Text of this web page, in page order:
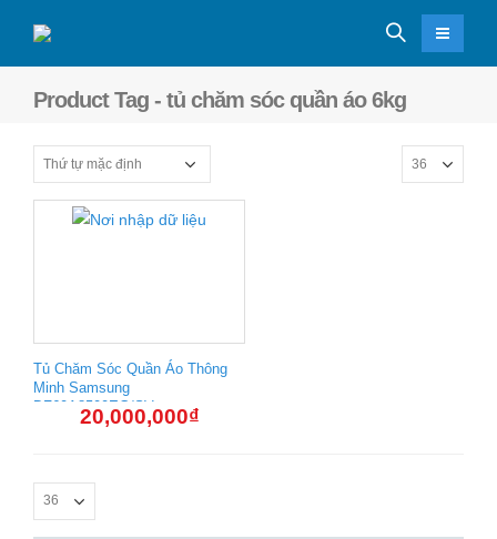
Product Tag - tủ chăm sóc quần áo 6kg
Tủ Chăm Sóc Quần Áo Thông
Minh Samsung
DF60A8500EG/SV
20,000,000₫